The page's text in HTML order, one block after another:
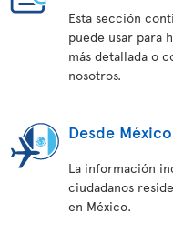
Esta sección
puede usar para
más detallada o
nosotros.
Desde México
La información
ciudadanos
en México.